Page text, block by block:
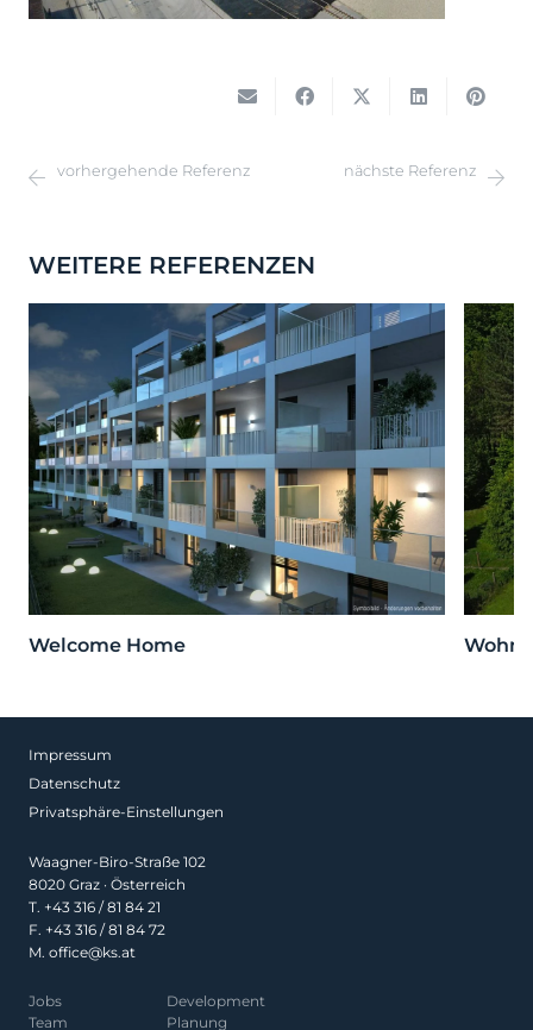
vorhergehende Referenz nächste Referenz
WEITERE REFERENZEN
Welcome Home
Impressum
Datenschutz
Privatsphäre-Einstellungen
Waagner-Biro-Straße 102
8020 Graz · Österreich
T. +43 316 / 81 84 21
F. +43 316 / 81 84 72
M. office@ks.at
Jobs
Team
Development
Planung